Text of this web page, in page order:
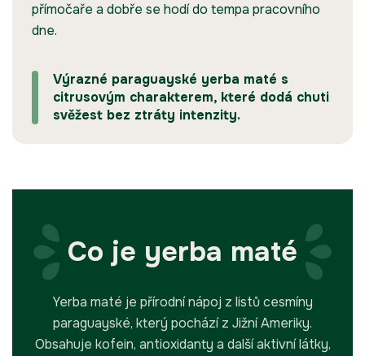
přímočaře a dobře se hodí do tempa pracovního
dne.
Výrazné paraguayské yerba maté s
citrusovým charakterem, které dodá chuti
svěžest bez ztráty intenzity.
Co je yerba maté
Yerba maté je přírodní nápoj z listů cesmíny
paraguayské, který pochází z Jižní Ameriky.
Obsahuje kofein, antioxidanty a další aktivní látky,